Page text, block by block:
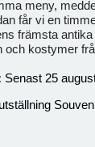
meny,
får vi en
främsta
och kostymer
Senast 25